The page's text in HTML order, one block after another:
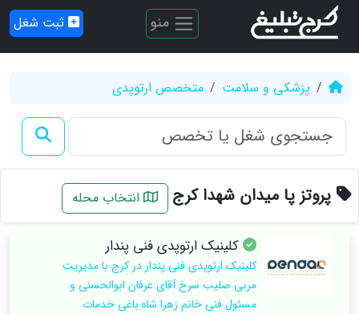
منو ثبت شغل
پزشکی و سلامت متخصص ارتوپدی
پروتز پا میدان شهدا کرج انتخاب محله
کلینیک ارتوپدی فنی پندار
کلینیک ارتوپدی فنی پندار در کرج با مدیریت
مربی صلیب سرخ آقای عرفان ابوالحسنی و
مسئول فنی خانم زهرا شاه باغی خدمات